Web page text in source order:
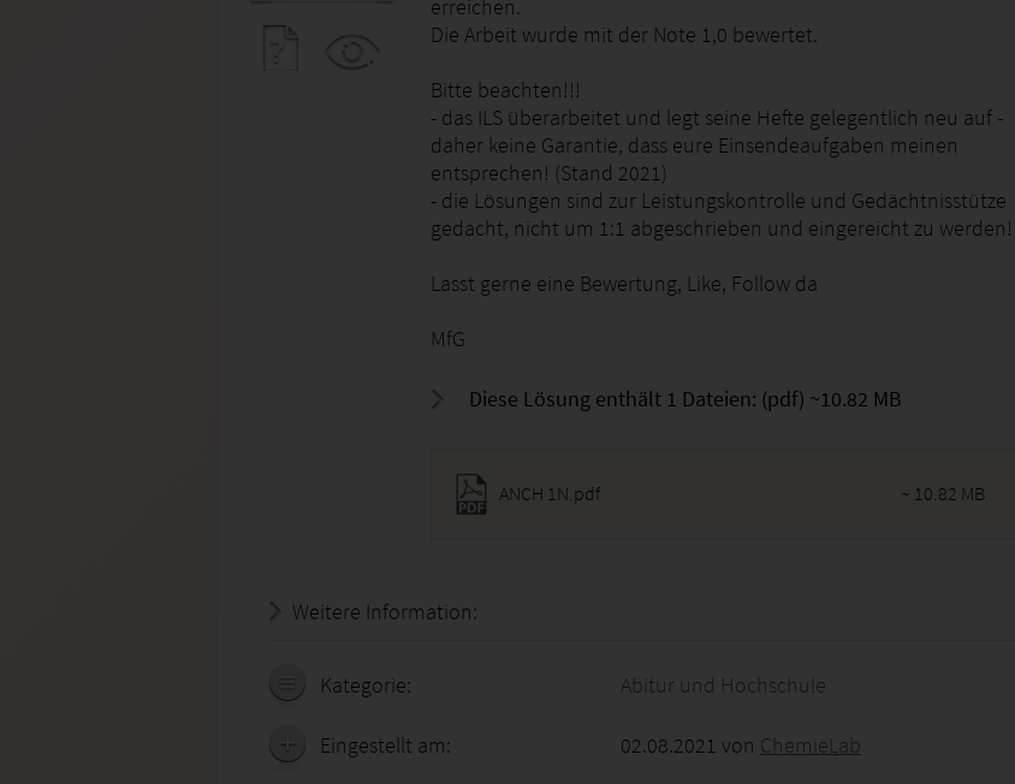
erreichen.
Die Arbeit wurde mit der Note 1,0 bewertet.
Bitte beachten!!!
- das ILS überarbeitet und legt seine Hefte gelegentlich neu auf -
daher keine Garantie, dass eure Einsendeaufgaben meinen
entsprechen! (Stand 2021)
- die Lösungen sind zur Leistungskontrolle und Gedächtnisstütze
gedacht, nicht um 1:1 abgeschrieben und eingereicht zu werden!
Lasst gerne eine Bewertung, Like, Follow da
MfG
Diese Lösung enthält 1 Dateien: (pdf) ~10.82 MB
ANCH 1N.pdf ~ 10.82 MB
Weitere Information:
Kategorie: Abitur und Hochschule
Eingestellt am: 02.08.2021 von ChemieLab